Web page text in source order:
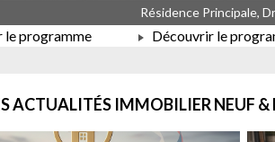
DE 375 000,00 €
le programme
À PARTIR DE 113
Découvrir le
ACTUALITÉS IMMOBILIER NEUF